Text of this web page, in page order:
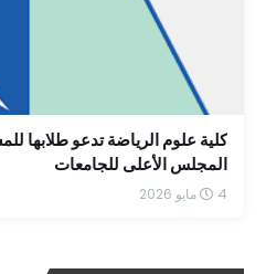
كلية علوم الرياضة تدعو طلابها
المجلس الأعلى للجامعات
4 مايو 2026